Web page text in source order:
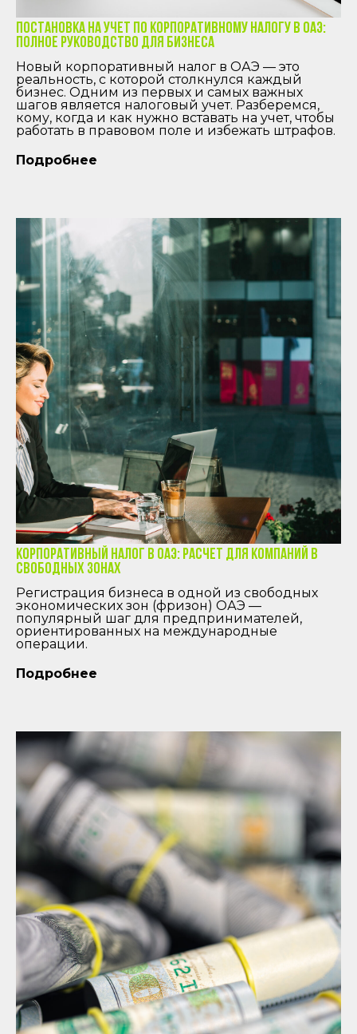
Постановка на учет по корпоративному налогу в ОАЭ:
Полное руководство для бизнеса
Новый корпоративный налог в ОАЭ — это
реальность, с которой столкнулся каждый
бизнес. Одним из первых и самых важных
шагов является налоговый учет. Разберемся,
кому, когда и как нужно вставать на учет, чтобы
работать в правовом поле и избежать штрафов.
Подробнее
Корпоративный налог в ОАЭ: расчет для компаний в
свободных зонах
Регистрация бизнеса в одной из свободных
экономических зон (фризон) ОАЭ —
популярный шаг для предпринимателей,
ориентированных на международные
операции.
Подробнее